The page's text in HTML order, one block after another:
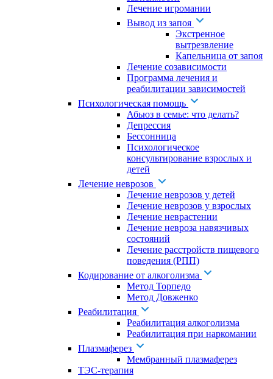
Лечение игромании
Вывод из запоя
Экстренное
вытрезвление
Капельница от запоя
Лечение созависимости
Программа лечения и
реабилитации зависимостей
Психологическая помощь
Абьюз в семье: что делать?
Депрессия
Бессонница
Психологическое
консультирование взрослых и
детей
Лечение неврозов
Лечение неврозов у детей
Лечение неврозов у взрослых
Лечение неврастении
Лечение невроза навязчивых
состояний
Лечение расстройств пищевого
поведения (РПП)
Кодирование от алкоголизма
Метод Торпедо
Метод Довженко
Реабилитация
Реабилитация алкоголизма
Реабилитация при наркомании
Плазмаферез
Мембранный плазмаферез
ТЭС-терапия